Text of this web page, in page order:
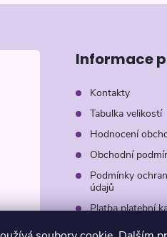
Informace
Kontakty
Tabulka velikostí
Hodnocení
Obchodní
Podmínky
údajů
Platba platební
Záruka AVON